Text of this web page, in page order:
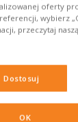
za dużo to
nie chodzi nam
hoodie i
na
Na
oferty
wybierz
przeczytaj naszą
Dostosuj
OK